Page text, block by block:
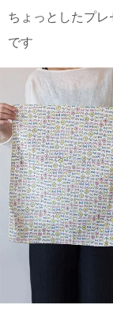
ちょっとしたプ
です